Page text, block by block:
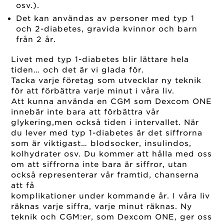
osv.).
Det kan användas av personer med typ 1
och 2-diabetes, gravida kvinnor och barn
från 2 år.
Livet med typ 1-diabetes blir lättare hela
tiden… och det är vi glada för.
Tacka varje företag som utvecklar ny teknik
för att förbättra varje minut i våra liv.
Att kunna använda en CGM som Dexcom ONE
innebär inte bara att förbättra vår
glykering,men också tiden i intervallet. När
du lever med typ 1-diabetes är det siffrorna
som är viktigast… blodsocker, insulindos,
kolhydrater osv. Du kommer att hålla med oss
om att siffrorna inte bara är siffror, utan
också representerar vår framtid, chanserna
att få
komplikationer under kommande år. I våra liv
räknas varje siffra, varje minut räknas. Ny
teknik och CGM:er, som Dexcom ONE, ger oss